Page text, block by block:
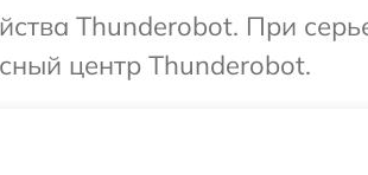
Thunderobot. При
центр Thunderobot.